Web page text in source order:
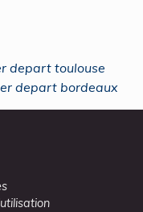
depart toulouse
depart bordeaux